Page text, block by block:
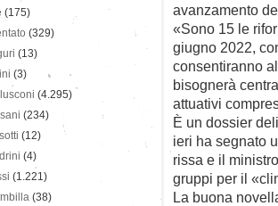
avanzamento
«Sono 15 le
giugno 2022,
consentiranno
bisognerà
attuativi
È un dossier
ieri ha segnato
rissa e il
gruppi per il
La buona
(175)
(329)
(13)
(3)
(4.295)
(234)
(12)
(4)
(1.221)
(38)